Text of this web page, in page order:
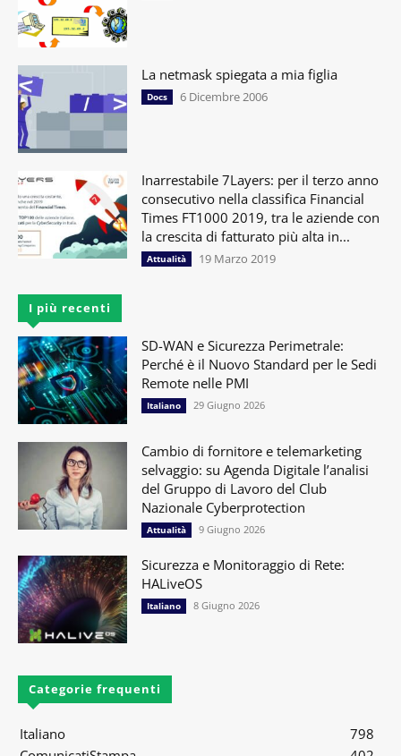
La netmask spiegata a mia figlia
Docs 6 Dicembre 2006
Inarrestabile 7Layers: per il terzo anno
consecutivo nella classifica Financial
Times FT1000 2019, tra le aziende con
la crescita di fatturato più alta in...
Attualità 19 Marzo 2019
I più recenti
SD-WAN e Sicurezza Perimetrale:
Perché è il Nuovo Standard per le Sedi
Remote nelle PMI
Italiano 29 Giugno 2026
Cambio di fornitore e telemarketing
selvaggio: su Agenda Digitale l’analisi
del Gruppo di Lavoro del Club
Nazionale Cyberprotection
Attualità 9 Giugno 2026
Sicurezza e Monitoraggio di Rete:
HALiveOS
Italiano 8 Giugno 2026
Categorie frequenti
Italiano
798